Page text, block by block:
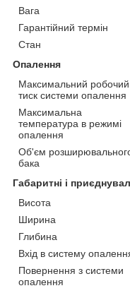
Вага
Гарантійний термін
Стан
Опалення
Максимальний робочий
тиск системи опалення
Максимальна
температура в режимі
опалення
Об'єм
бака
Габаритні і
Висота
Ширина
Глибина
Вхід в систему
Повернення з системи
опалення